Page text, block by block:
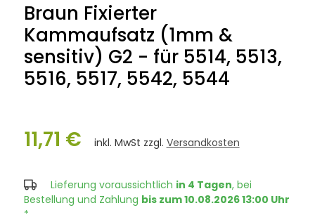
Braun Fixierter
Kammaufsatz (1mm &
sensitiv) G2 - für 5514, 5513,
5516, 5517, 5542, 5544
11,71 € inkl. MwSt zzgl. Versandkosten
Lieferung voraussichtlich in 4 Tagen, bei
Bestellung und Zahlung bis zum 10.08.2026 13:00 Uhr
*